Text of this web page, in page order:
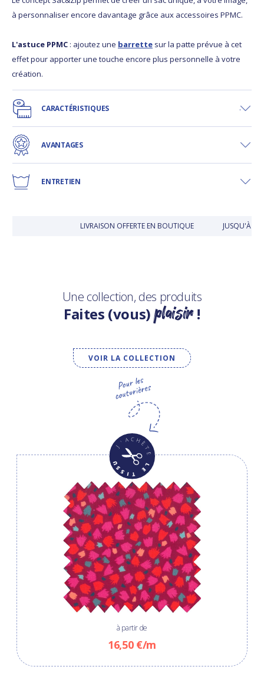
à personnaliser encore davantage grâce aux accessoires PPMC.
L'astuce PPMC : ajoutez une barrette sur la patte prévue à cet
effet pour apporter une touche encore plus personnelle à votre
création.
CARACTÉRISTIQUES
AVANTAGES
ENTRETIEN
LIVRAISON OFFERTE EN BOUTIQUE JUSQU'À 30
Une collection, des produits
Faites (vous)plaisir!
VOIR LA COLLECTION
à partir de
16,50 €/m